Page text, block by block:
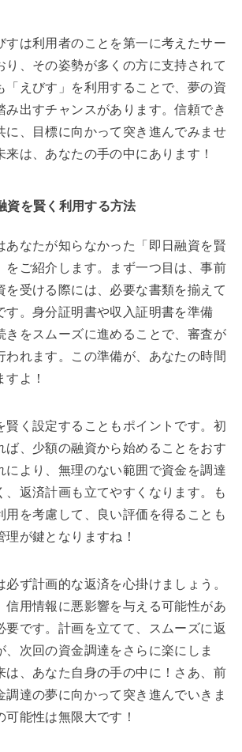
すは利用者のことを第一に考えたサー
り、その姿勢が多くの方に支持されて
「えびす」を利用することで、夢の資
み出すチャンスがあります。信頼でき
に、目標に向かって突き進んでみませ
来は、あなたの手の中にあります！
資を賢く利用する方法
あなたが知らなかった「即日融資を賢
をご紹介します。まず一つ目は、事前
を受ける際には、必要な書類を揃えて
す。身分証明書や収入証明書を準備
きをスムーズに進めることで、審査が
われます。この準備が、あなたの時間
よ！
賢く設定することもポイントです。初
ば、少額の融資から始めることをおす
により、無理のない範囲で資金を調達
、返済計画も立てやすくなります。も
用を考慮して、良い評価を得ることも
が鍵となりますね！
ず計画的な返済を心掛けましょう。
信用情報に悪影響を与える可能性があ
要です。計画を立てて、スムーズに返
、次回の資金調達をさらに楽にしま
は、あなた自身の手の中に！さあ、前
調達の夢に向かって突き進んでいきま
可能性は無限大です！